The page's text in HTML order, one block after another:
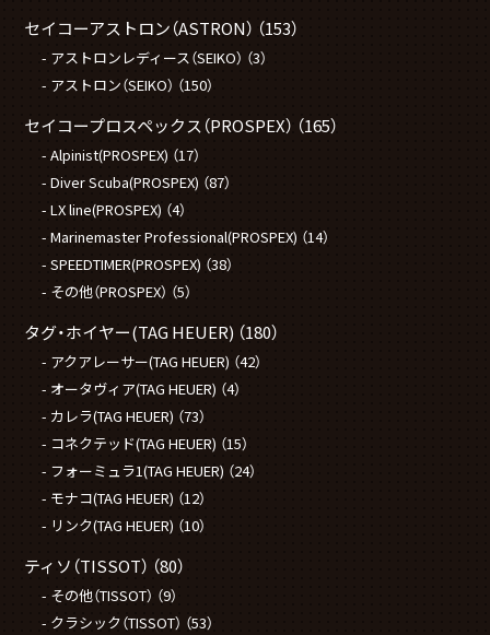
セイコーアストロン（ASTRON） （153）
アストロンレディース（SEIKO） （3）
アストロン（SEIKO） （150）
セイコープロスペックス（PROSPEX） （165）
Alpinist(PROSPEX) （17）
Diver Scuba(PROSPEX) （87）
LX line(PROSPEX) （4）
Marinemaster Professional(PROSPEX) （14）
SPEEDTIMER(PROSPEX) （38）
その他（PROSPEX） （5）
タグ・ホイヤー(TAG HEUER) （180）
アクアレーサー(TAG HEUER) （42）
オータヴィア(TAG HEUER) （4）
カレラ(TAG HEUER) （73）
コネクテッド(TAG HEUER) （15）
フォーミュラ1(TAG HEUER) （24）
モナコ(TAG HEUER) （12）
リンク(TAG HEUER) （10）
ティソ（TISSOT） （80）
その他（TISSOT） （9）
クラシック（TISSOT） （53）